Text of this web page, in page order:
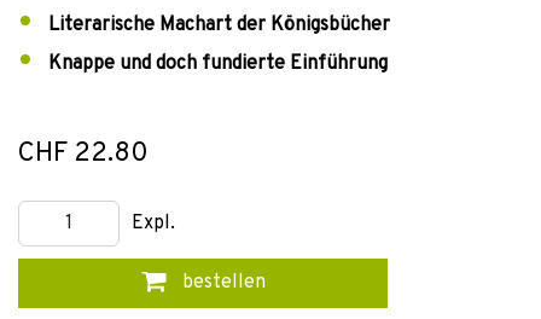
Literarische Machart der Königsbücher
Knappe und doch fundierte Einführung
CHF 22.80
Expl.
bestellen